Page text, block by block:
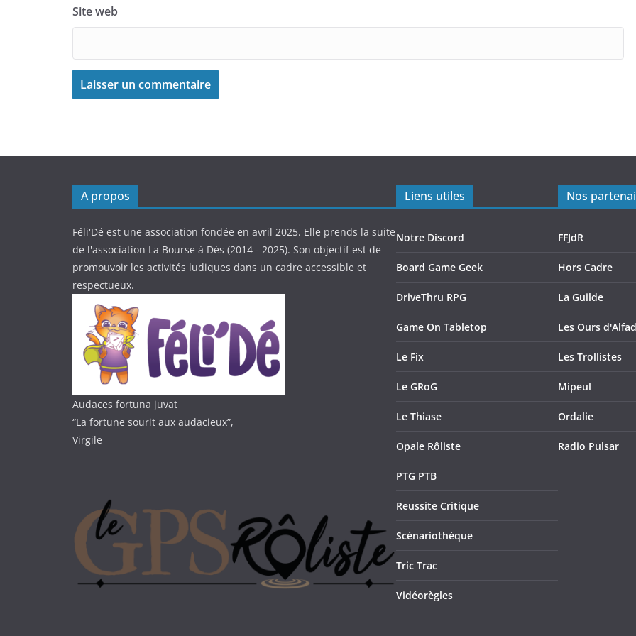
Site web
A propos
Féli'Dé est une association fondée en avril 2025. Elle prends la suite
de l'association La Bourse à Dés (2014 - 2025). Son objectif est de
promouvoir les activités ludiques dans un cadre accessible et
respectueux.
Audaces fortuna juvat
“La fortune sourit aux audacieux”,
Virgile
Liens utiles
Notre Discord
Board Game Geek
DriveThru RPG
Game On Tabletop
Le Fix
Le GRoG
Le Thiase
Opale Rôliste
PTG PTB
Reussite Critique
Scénariothèque
Tric Trac
Vidéorègles
Nos
FFJdR
Hors Cadre
La Guilde
Les Ours
Les Trollistes
Mipeul
Ordalie
Radio Pulsar